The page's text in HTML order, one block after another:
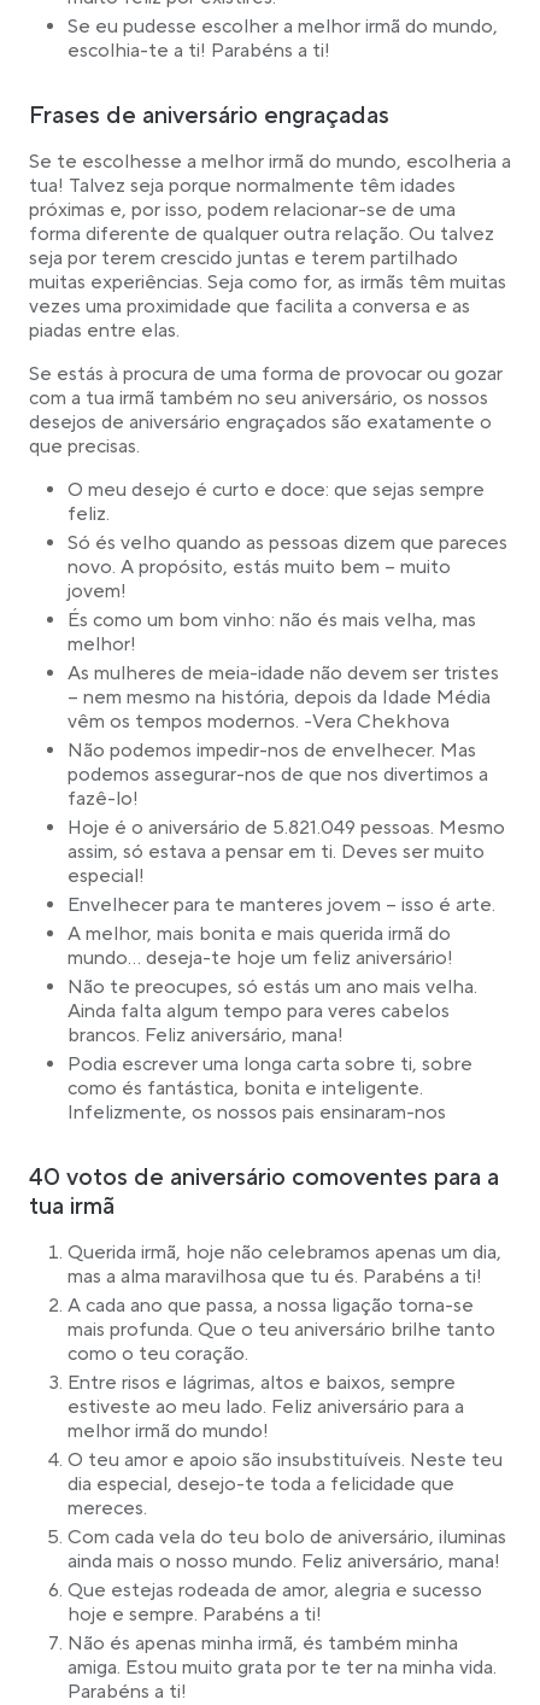
Se eu pudesse escolher a melhor irmã do mundo,
escolhia-te a ti! Parabéns a ti!
Frases de aniversário engraçadas
Se te escolhesse a melhor irmã do mundo, escolheria a
tua! Talvez seja porque normalmente têm idades
próximas e, por isso, podem relacionar-se de uma
forma diferente de qualquer outra relação. Ou talvez
seja por terem crescido juntas e terem partilhado
muitas experiências. Seja como for, as irmãs têm muitas
vezes uma proximidade que facilita a conversa e as
piadas entre elas.
Se estás à procura de uma forma de provocar ou gozar
com a tua irmã também no seu aniversário, os nossos
desejos de aniversário engraçados são exatamente o
que precisas.
O meu desejo é curto e doce: que sejas sempre
feliz.
Só és velho quando as pessoas dizem que pareces
novo. A propósito, estás muito bem – muito
jovem!
És como um bom vinho: não és mais velha, mas
melhor!
As mulheres de meia-idade não devem ser tristes
– nem mesmo na história, depois da Idade Média
vêm os tempos modernos. -Vera Chekhova
Não podemos impedir-nos de envelhecer. Mas
podemos assegurar-nos de que nos divertimos a
fazê-lo!
Hoje é o aniversário de 5.821.049 pessoas. Mesmo
assim, só estava a pensar em ti. Deves ser muito
especial!
Envelhecer para te manteres jovem – isso é arte.
A melhor, mais bonita e mais querida irmã do
mundo… deseja-te hoje um feliz aniversário!
Não te preocupes, só estás um ano mais velha.
Ainda falta algum tempo para veres cabelos
brancos. Feliz aniversário, mana!
Podia escrever uma longa carta sobre ti, sobre
como és fantástica, bonita e inteligente.
Infelizmente, os nossos pais ensinaram-nos
40 votos de aniversário comoventes para a
tua irmã
Querida irmã, hoje não celebramos apenas um dia,
mas a alma maravilhosa que tu és. Parabéns a ti!
A cada ano que passa, a nossa ligação torna-se
mais profunda. Que o teu aniversário brilhe tanto
como o teu coração.
Entre risos e lágrimas, altos e baixos, sempre
estiveste ao meu lado. Feliz aniversário para a
melhor irmã do mundo!
O teu amor e apoio são insubstituíveis. Neste teu
dia especial, desejo-te toda a felicidade que
mereces.
Com cada vela do teu bolo de aniversário, iluminas
ainda mais o nosso mundo. Feliz aniversário, mana!
Que estejas rodeada de amor, alegria e sucesso
hoje e sempre. Parabéns a ti!
Não és apenas minha irmã, és também minha
amiga. Estou muito grata por te ter na minha vida.
Parabéns a ti!